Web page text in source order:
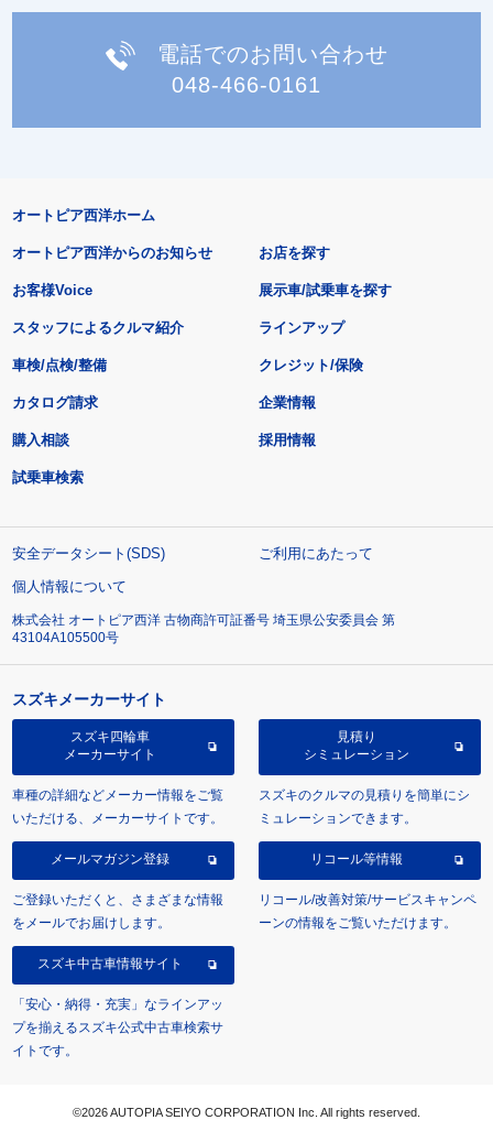
電話でのお問い合わせ
048-466-0161
オートピア西洋ホーム
オートピア西洋からのお知らせ
お客様Voice
スタッフによるクルマ紹介
お店を探す
展示車/試乗車を探す
ラインアップ
車検/点検/整備 クレジット/保険
カタログ請求
購入相談
試乗車検索
企業情報
採用情報
安全データシート(SDS)
ご利用にあたって
個人情報について
株式会社 オートピア西洋 古物商許可証番号 埼玉県公安委員会 第
43104A105500号
スズキメーカーサイト
スズキ四輪車
メーカーサイト
車種の詳細などメーカー情報をご覧
いただける、メーカーサイトです。
見積り
シミュレーション
スズキのクルマの見積りを簡単にシ
ミュレーションできます。
メールマガジン登録
ご登録いただくと、さまざまな情報
をメールでお届けします。
リコール等情報
リコール/改善対策/サービスキャンペ
ーンの情報をご覧いただけます。
スズキ中古車情報サイト
「安心・納得・充実」なラインアッ
プを揃えるスズキ公式中古車検索サ
イトです。
©2026 AUTOPIA SEIYO CORPORATION Inc. All rights reserved.